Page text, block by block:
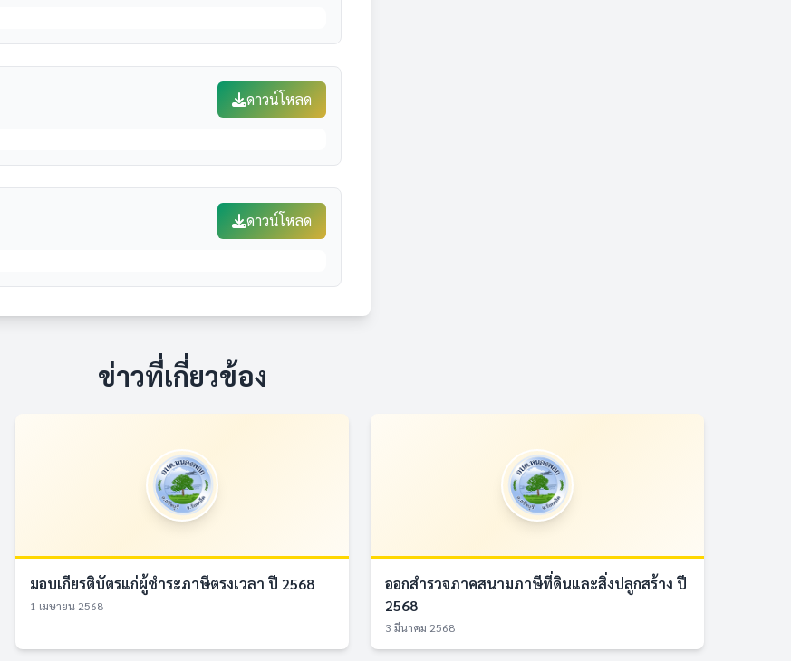
ดาวน์โหลด
ดาวน์โหลด
ข่าวที่เกี่ยวข้อง
มอบเกียรติบัตรแก่ผู้ชำระภาษีตรงเวลา ปี 2568
1 เมษายน 2568
ออกสำรวจภาคสนามภาษีที่ดินและสิ่งปลูกสร้าง ปี
2568
3 มีนาคม 2568